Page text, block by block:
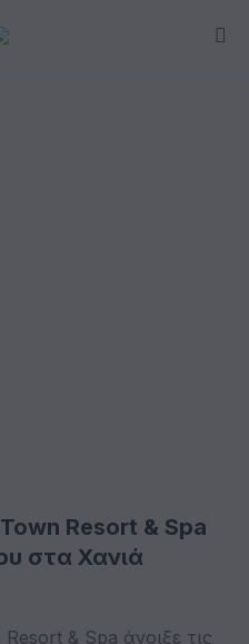
Resort & Spa
στα Χανιά
& Spa άνοιξε τις